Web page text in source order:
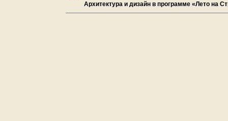
Архитектура и дизайн в программе «Лето на